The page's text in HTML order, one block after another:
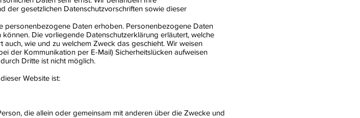
der gesetzlichen Datenschutzvorschriften sowie dieser
personenbezogene Daten erhoben. Personenbezogene Daten
Die vorliegende Datenschutzerklärung erläutert, welche
wie und zu welchem Zweck das geschieht. Wir weisen
der Kommunikation per E-Mail) Sicherheitslücken aufweisen
Dritte ist nicht möglich.
Website ist:
die allein oder gemeinsam mit anderen über die Zwecke und